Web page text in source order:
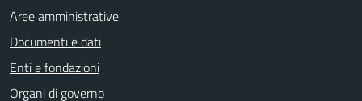
Aree amministrative
Documenti e dati
Enti e fondazioni
Organi di governo